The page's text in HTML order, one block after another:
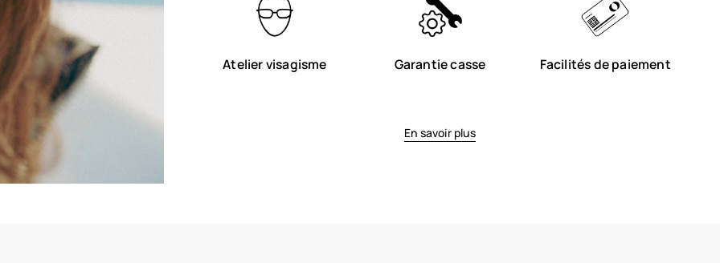
Atelier visagisme Garantie casse Facilités de paiement
En savoir plus